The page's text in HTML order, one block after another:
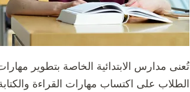
تُعنى مدارس الابتدائية الخاصة بتطوير
الطلاب على اكتساب مهارات القراءة